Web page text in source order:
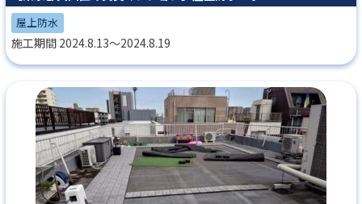
屋上防水
施工期間 2024.8.13～2024.8.19